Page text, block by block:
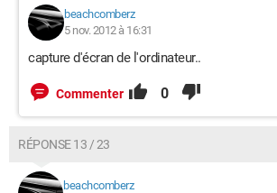
beachcomberz
5 nov. 2012 à 16:31
capture d'écran de l'ordinateur..
Commenter 0
RÉPONSE 13 / 23
beachcomberz